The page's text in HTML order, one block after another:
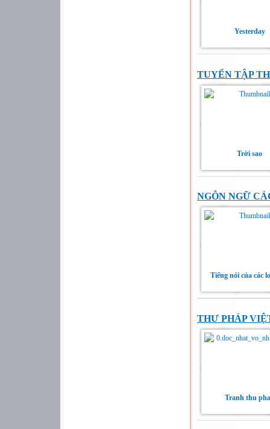
Yesterday
TUYỂN TẬP
Trời sao
NGÔN NGỮ
Tiếng nói của các
THƯ PHÁP
Tranh thu